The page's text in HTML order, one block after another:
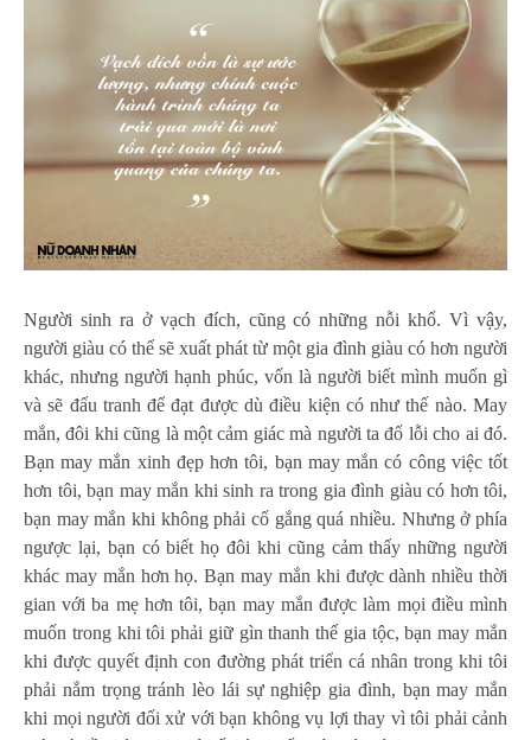
Người sinh ra ở vạch đích, cũng có những nỗi khổ. Vì vậy,
người giàu có thể sẽ xuất phát từ một gia đình giàu có hơn người
khác, nhưng người hạnh phúc, vốn là người biết mình muốn gì
và sẽ đấu tranh để đạt được dù điều kiện có như thế nào. May
mắn, đôi khi cũng là một cảm giác mà người ta đổ lỗi cho ai đó.
Bạn may mắn xinh đẹp hơn tôi, bạn may mắn có công việc tốt
hơn tôi, bạn may mắn khi sinh ra trong gia đình giàu có hơn tôi,
bạn may mắn khi không phải cố gắng quá nhiều. Nhưng ở phía
ngược lại, bạn có biết họ đôi khi cũng cảm thấy những người
khác may mắn hơn họ. Bạn may mắn khi được dành nhiều thời
gian với ba mẹ hơn tôi, bạn may mắn được làm mọi điều mình
muốn trong khi tôi phải giữ gìn thanh thế gia tộc, bạn may mắn
khi được quyết định con đường phát triển cá nhân trong khi tôi
phải nắm trọng tránh lèo lái sự nghiệp gia đình, bạn may mắn
khi mọi người đối xử với bạn không vụ lợi thay vì tôi phải cảnh